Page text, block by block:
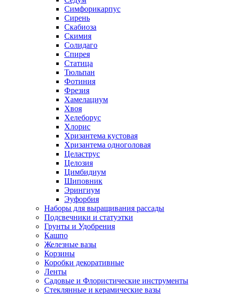
Симфорикарпус
Сирень
Скабиоза
Скимия
Солидаго
Спирея
Статица
Тюльпан
Фотиния
Фрезия
Хамелациум
Хвоя
Хелеборус
Хлорис
Хризантема кустовая
Хризантема одноголовая
Целаструс
Целозия
Цимбидиум
Шиповник
Эрингиум
Эуфорбия
Наборы для выращивания рассады
Подсвечники и статуэтки
Грунты и Удобрения
Кашпо
Железные вазы
Корзины
Коробки декоративные
Ленты
Садовые и Флористические инструменты
Стеклянные и керамические вазы